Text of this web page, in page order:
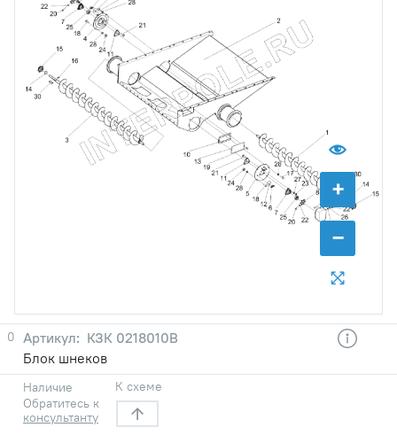
+
−
0
КЗК 0218010В
Блок шнеков
Наличие
Обратитесь к
консультанту
К схеме